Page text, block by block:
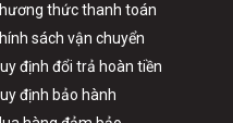
thức thanh toán
sách vận chuyển
định đổi trả hoàn tiền
định bảo hành